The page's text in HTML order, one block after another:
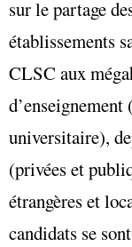
sur le partage
établissements
CLSC aux
universitaire),
(privées et
étrangères et
candidats se